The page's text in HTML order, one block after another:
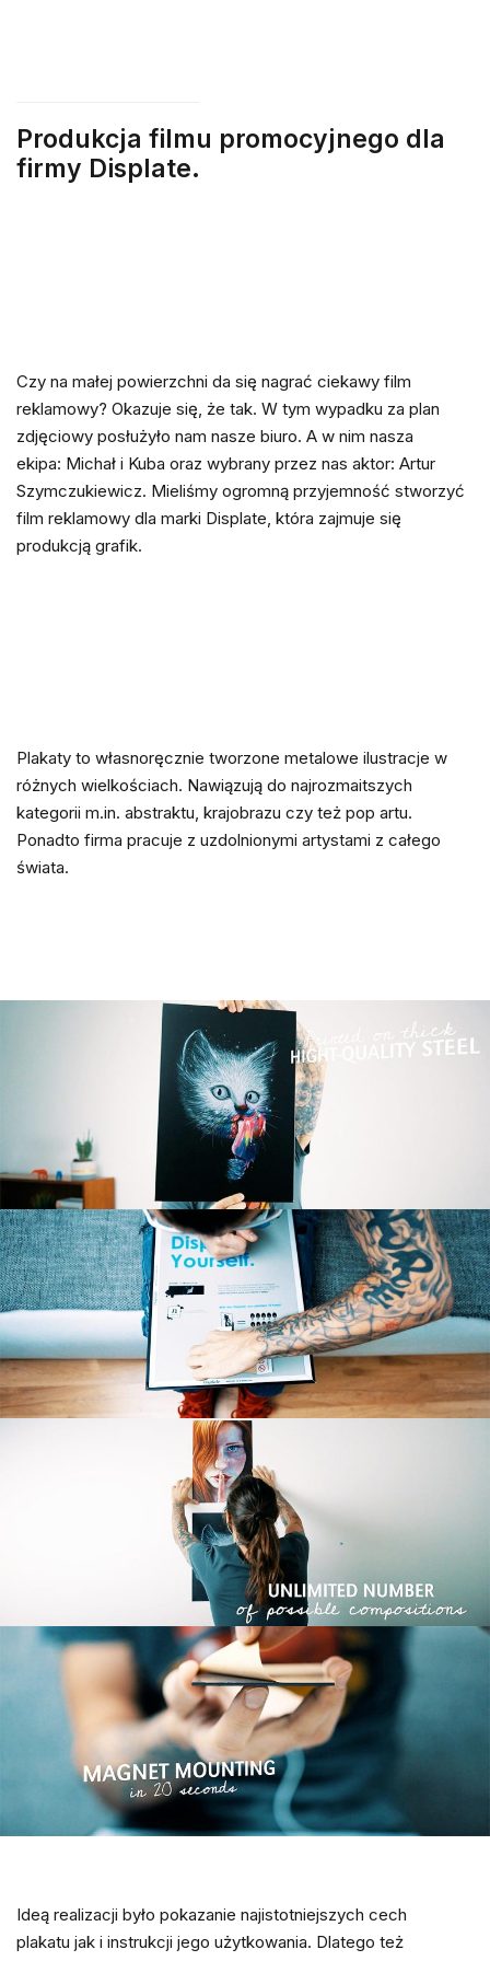
Produkcja filmu promocyjnego dla
firmy Displate.
Czy na małej powierzchni da się nagrać ciekawy film
reklamowy? Okazuje się, że tak. W tym wypadku za plan
zdjęciowy posłużyło nam nasze biuro. A w nim nasza
ekipa: Michał i Kuba oraz wybrany przez nas aktor: Artur
Szymczukiewicz. Mieliśmy ogromną przyjemność stworzyć
film reklamowy dla marki Displate, która zajmuje się
produkcją grafik.
Plakaty to własnoręcznie tworzone metalowe ilustracje w
różnych wielkościach. Nawiązują do najrozmaitszych
kategorii m.in. abstraktu, krajobrazu czy też pop artu.
Ponadto firma pracuje z uzdolnionymi artystami z całego
świata.
Ideą realizacji było pokazanie najistotniejszych cech
plakatu jak i instrukcji jego użytkowania. Dlatego też